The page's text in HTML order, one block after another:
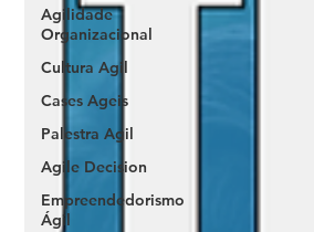
Agilidade
Organizacional
Cultura Agil
Cases Ageis
Palestra Agil
Agile Decision
Empreendedorismo
Ágil